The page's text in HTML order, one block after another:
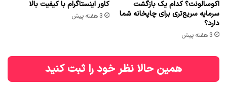
اکوسالونت؟ کدام یک بازگشت
سرمایه سریع‌تری برای چاپخانه شما
دارد؟
3 هفته پیش
کاور اینستاگرام با کیفیت بالا
3 هفته پیش
همین حالا نظر خود را ثبت کنید